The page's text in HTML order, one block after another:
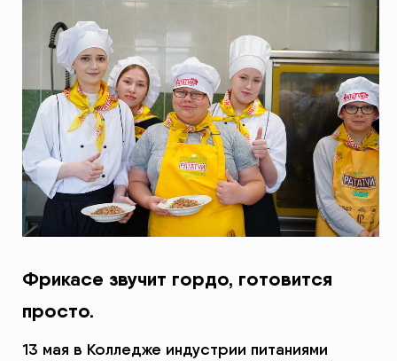
Фрикасе звучит гордо, готовится
просто.
13 мая в Колледже индустрии питаниями